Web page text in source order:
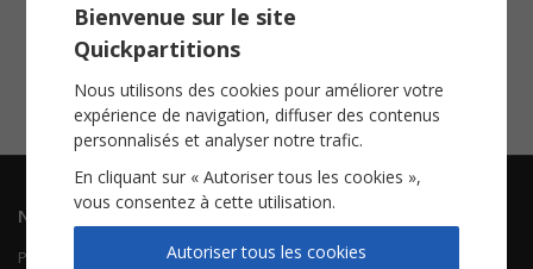
Fleur de Paris (Flower Of Paris)
Voir
Voir
Navigation
Piano Chant
Informations
Contactez-nous
Bienvenue sur le site
Quickpartitions
Nous utilisons des cookies pour améliorer votre
expérience de navigation, diffuser des contenus
personnalisés et analyser notre trafic.
En cliquant sur « Autoriser tous les cookies »,
vous consentez à cette utilisation.
Autoriser tous les cookies